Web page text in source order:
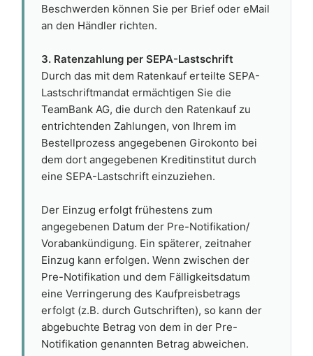
Beschwerden können Sie per Brief oder eMail
an den Händler richten.
3. Ratenzahlung per SEPA-Lastschrift
Durch das mit dem Ratenkauf erteilte SEPA-
Lastschriftmandat ermächtigen Sie die
TeamBank AG, die durch den Ratenkauf zu
entrichtenden Zahlungen, von Ihrem im
Bestellprozess angegebenen Girokonto bei
dem dort angegebenen Kreditinstitut durch
eine SEPA-Lastschrift einzuziehen.
Der Einzug erfolgt frühestens zum
angegebenen Datum der Pre-Notifikation/
Vorabankündigung. Ein späterer, zeitnaher
Einzug kann erfolgen. Wenn zwischen der
Pre-Notifikation und dem Fälligkeitsdatum
eine Verringerung des Kaufpreisbetrags
erfolgt (z.B. durch Gutschriften), so kann der
abgebuchte Betrag von dem in der Pre-
Notifikation genannten Betrag abweichen.